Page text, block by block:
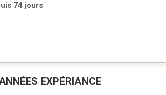
74 jours
EXPÉRIANCE